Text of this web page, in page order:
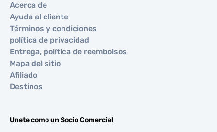
Acerca de
Ayuda al cliente
Términos y condiciones
política de privacidad
Entrega, política de reembolsos
Mapa del sitio
Afiliado
Destinos
Unete como un Socio Comercial